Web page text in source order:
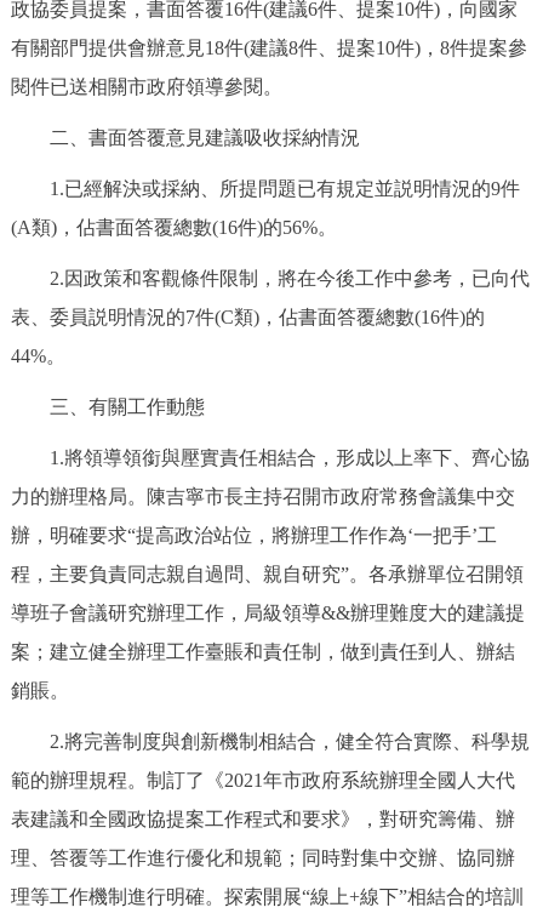
便民服務 利企服務 投資項目
仲介服務 陽光政務
政民互動
參與調查 線上訪談 圖説互動
北京概況
多語種
ENGLISH 한국어 日本語
ESPAÑOL العربية PORTUGUÊS
ITALIANO
回到頂部
政協委員提案，書面答覆16件(建議6件、提案10件)，向國家
有關部門提供會辦意見18件(建議8件、提案10件)，8件提案參
閱件已送相關市政府領導參閱。
二、書面答覆意見建議吸收採納情況
1.已經解決或採納、所提問題已有規定並説明情況的9件
(A類)，佔書面答覆總數(16件)的56%。
2.因政策和客觀條件限制，將在今後工作中參考，已向代
表、委員説明情況的7件(C類)，佔書面答覆總數(16件)的
44%。
三、有關工作動態
1.將領導領銜與壓實責任相結合，形成以上率下、齊心協
力的辦理格局。陳吉寧市長主持召開市政府常務會議集中交
辦，明確要求“提高政治站位，將辦理工作作為‘一把手’工
程，主要負責同志親自過問、親自研究”。各承辦單位召開領
導班子會議研究辦理工作，局級領導&&辦理難度大的建議提
案；建立健全辦理工作臺賬和責任制，做到責任到人、辦結
銷賬。
2.將完善制度與創新機制相結合，健全符合實際、科學規
範的辦理規程。制訂了《2021年市政府系統辦理全國人大代
表建議和全國政協提案工作程式和要求》，對研究籌備、辦
理、答覆等工作進行優化和規範；同時對集中交辦、協同辦
理等工作機制進行明確。探索開展“線上+線下”相結合的培訓